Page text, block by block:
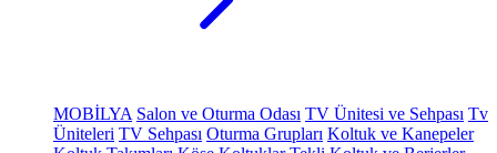
MOBİLYA Salon ve Oturma Odası TV Ünitesi ve Sehpası Tv
Üniteleri TV Sehpası Oturma Grupları Koltuk ve Kanepeler